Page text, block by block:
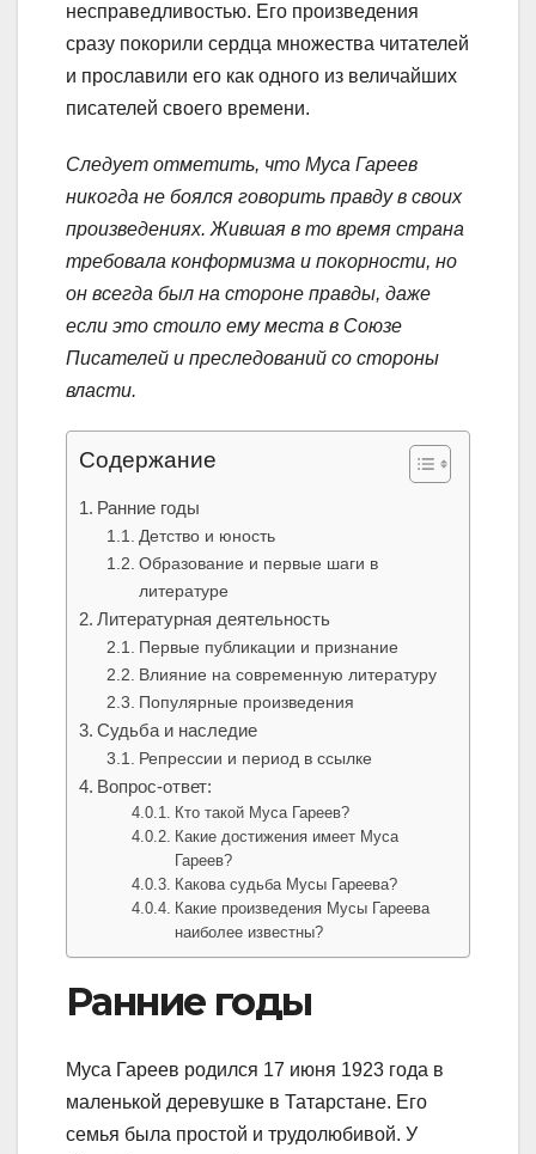
несправедливостью. Его произведения
сразу покорили сердца множества читателей
и прославили его как одного из величайших
писателей своего времени.
Следует отметить, что Муса Гареев
никогда не боялся говорить правду в своих
произведениях. Жившая в то время страна
требовала конформизма и покорности, но
он всегда был на стороне правды, даже
если это стоило ему места в Союзе
Писателей и преследований со стороны
власти.
Содержание
Ранние годы
Детство и юность
Образование и первые шаги в
литературе
Литературная деятельность
Первые публикации и признание
Влияние на современную литературу
Популярные произведения
Судьба и наследие
Репрессии и период в ссылке
Вопрос-ответ:
Кто такой Муса Гареев?
Какие достижения имеет Муса
Гареев?
Какова судьба Мусы Гареева?
Какие произведения Мусы Гареева
наиболее известны?
Ранние годы
Муса Гареев родился 17 июня 1923 года в
маленькой деревушке в Татарстане. Его
семья была простой и трудолюбивой. У